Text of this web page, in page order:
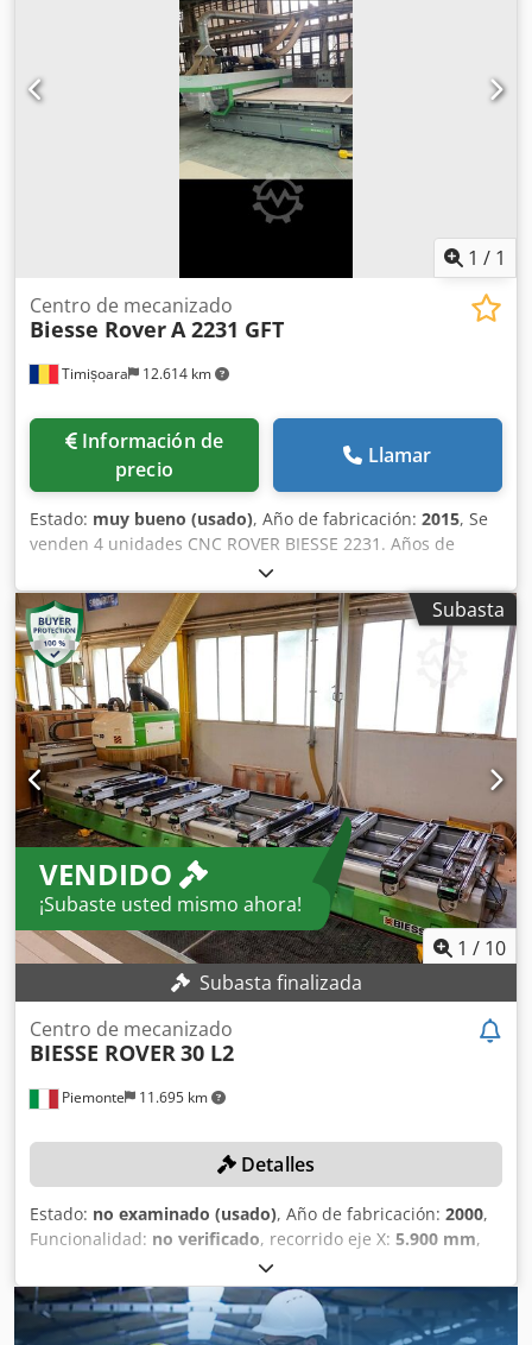
1 / 1
Timișoara 12.614 km
Centro de mecanizado
Biesse RoverA 2231 GFT
Información de
precio
Llamar
Estado: muy bueno (usado), Año de fabricación: 2015, Se
venden 4 unidades CNC ROVER BIESSE 2231. Años de
fabricación: 2013, 2014, 2015, 2016. En muy buen estado.
Dcjdpfx Aox Tbk Reb Eok
Subasta
VENDIDO
¡Subaste usted mismo ahora!
1 / 10
Subasta finalizada
Piemonte 11.695 km
Centro de mecanizado
BIESSE ROVER30 L2
Detalles
Estado: no examinado (usado), Año de fabricación: 2000,
Funcionalidad: no verificado, recorrido eje X: 5.900 mm,
1.560 mm, avance eje X:
avance Eje Y:60 m/min, velocidad de giro (máx.):20.000
rpm, Sin precio mínimo: ¡venta garantizada al mejor
postor! DETALLES TÉCNICOS Área de trabajo del eje X: